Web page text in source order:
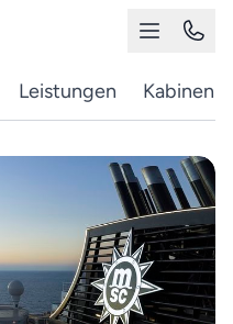
Leistungen Kabinen